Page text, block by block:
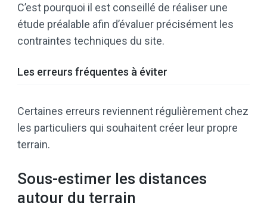
C’est pourquoi il est conseillé de réaliser une
étude préalable afin d’évaluer précisément les
contraintes techniques du site.
Les erreurs fréquentes à éviter
Certaines erreurs reviennent régulièrement chez
les particuliers qui souhaitent créer leur propre
terrain.
Sous-estimer les distances
autour du terrain